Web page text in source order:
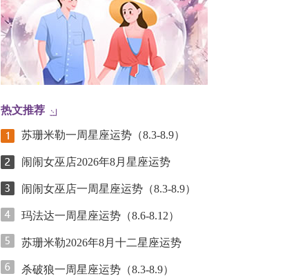
热文推荐
苏珊米勒一周星座运势（8.3-8.9）
闹闹女巫店2026年8月星座运势
闹闹女巫店一周星座运势（8.3-8.9）
玛法达一周星座运势（8.6-8.12）
苏珊米勒2026年8月十二星座运势
杀破狼一周星座运势（8.3-8.9）